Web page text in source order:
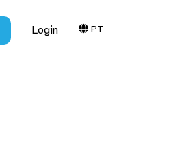
Login PT